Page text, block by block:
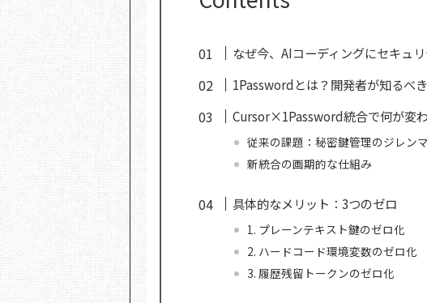
なぜ今、AIコーディングにセキュ
1Passwordとは？開発者が知るべ
Cursor×1Password統合で何が変
従来の課題：秘密鍵管理のジレンマ
新統合の画期的な仕組み
具体的なメリット：3つのゼロ
1. プレーンテキスト鍵のゼロ化
2. ハードコード環境変数のゼロ化
3. 履歴残留トークンのゼロ化